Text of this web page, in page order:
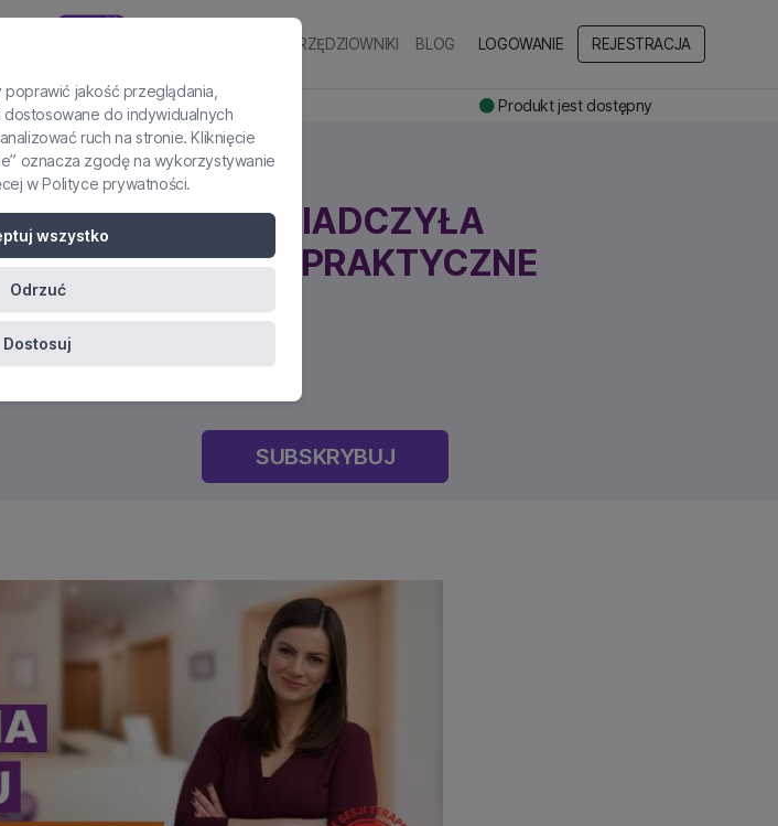
NARZĘDZIOWNIKI BLOG LOGOWANIE REJESTRACJA
Produkt jest dostępny
KTÓRA DOŚWIADCZYŁA
PRAKTYCZNE
szkolenie online
SUBSKRYBUJ
jakość przeglądania,
do indywidualnych
ruch na stronie. Kliknięcie
oznacza zgodę na wykorzystywanie
wPolityce prywatności.
wszystko
Odrzuć
Dostosuj